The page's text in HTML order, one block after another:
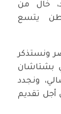
خال من
يتسع
ونستذكر
بشتاشان
ونجدد
تقديم